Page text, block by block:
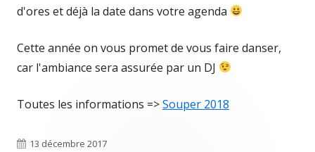
d'ores et déjà la date dans votre agenda
Cette année on vous promet de vous faire danser,
car l'ambiance sera assurée par un DJ
Toutes les informations =>Souper 2018
Publié
13 décembre 2017